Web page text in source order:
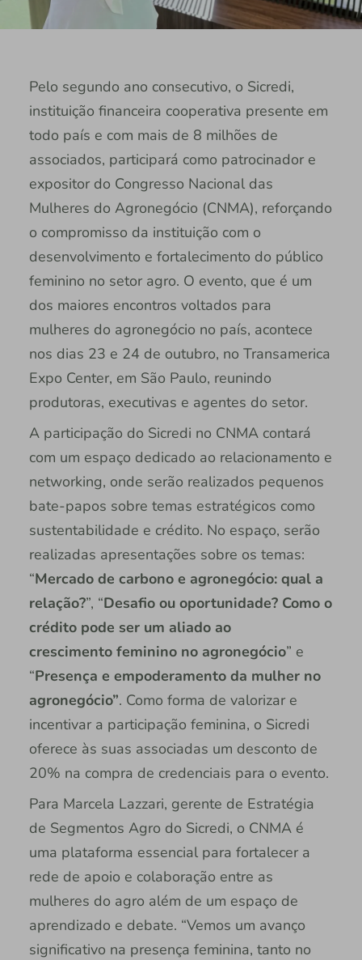
Pelo segundo ano consecutivo, o Sicredi,
instituição financeira cooperativa presente em
todo país e com mais de 8 milhões de
associados, participará como patrocinador e
expositor do Congresso Nacional das
Mulheres do Agronegócio (CNMA), reforçando
o compromisso da instituição com o
desenvolvimento e fortalecimento do público
feminino no setor agro. O evento, que é um
dos maiores encontros voltados para
mulheres do agronegócio no país, acontece
nos dias 23 e 24 de outubro, no Transamerica
Expo Center, em São Paulo, reunindo
produtoras, executivas e agentes do setor.
A participação do Sicredi no CNMA contará
com um espaço dedicado ao relacionamento e
networking, onde serão realizados pequenos
bate-papos sobre temas estratégicos como
sustentabilidade e crédito. No espaço, serão
realizadas apresentações sobre os temas:
“Mercado de carbono e agronegócio: qual a
relação?”, “Desafio ou oportunidade? Como o
crédito pode ser um aliado ao
crescimento feminino no agronegócio” e
“Presença e empoderamento da mulher no
agronegócio”. Como forma de valorizar e
incentivar a participação feminina, o Sicredi
oferece às suas associadas um desconto de
20% na compra de credenciais para o evento.
Para Marcela Lazzari, gerente de Estratégia
de Segmentos Agro do Sicredi, o CNMA é
uma plataforma essencial para fortalecer a
rede de apoio e colaboração entre as
mulheres do agro além de um espaço de
aprendizado e debate. “Vemos um avanço
significativo na presença feminina, tanto no